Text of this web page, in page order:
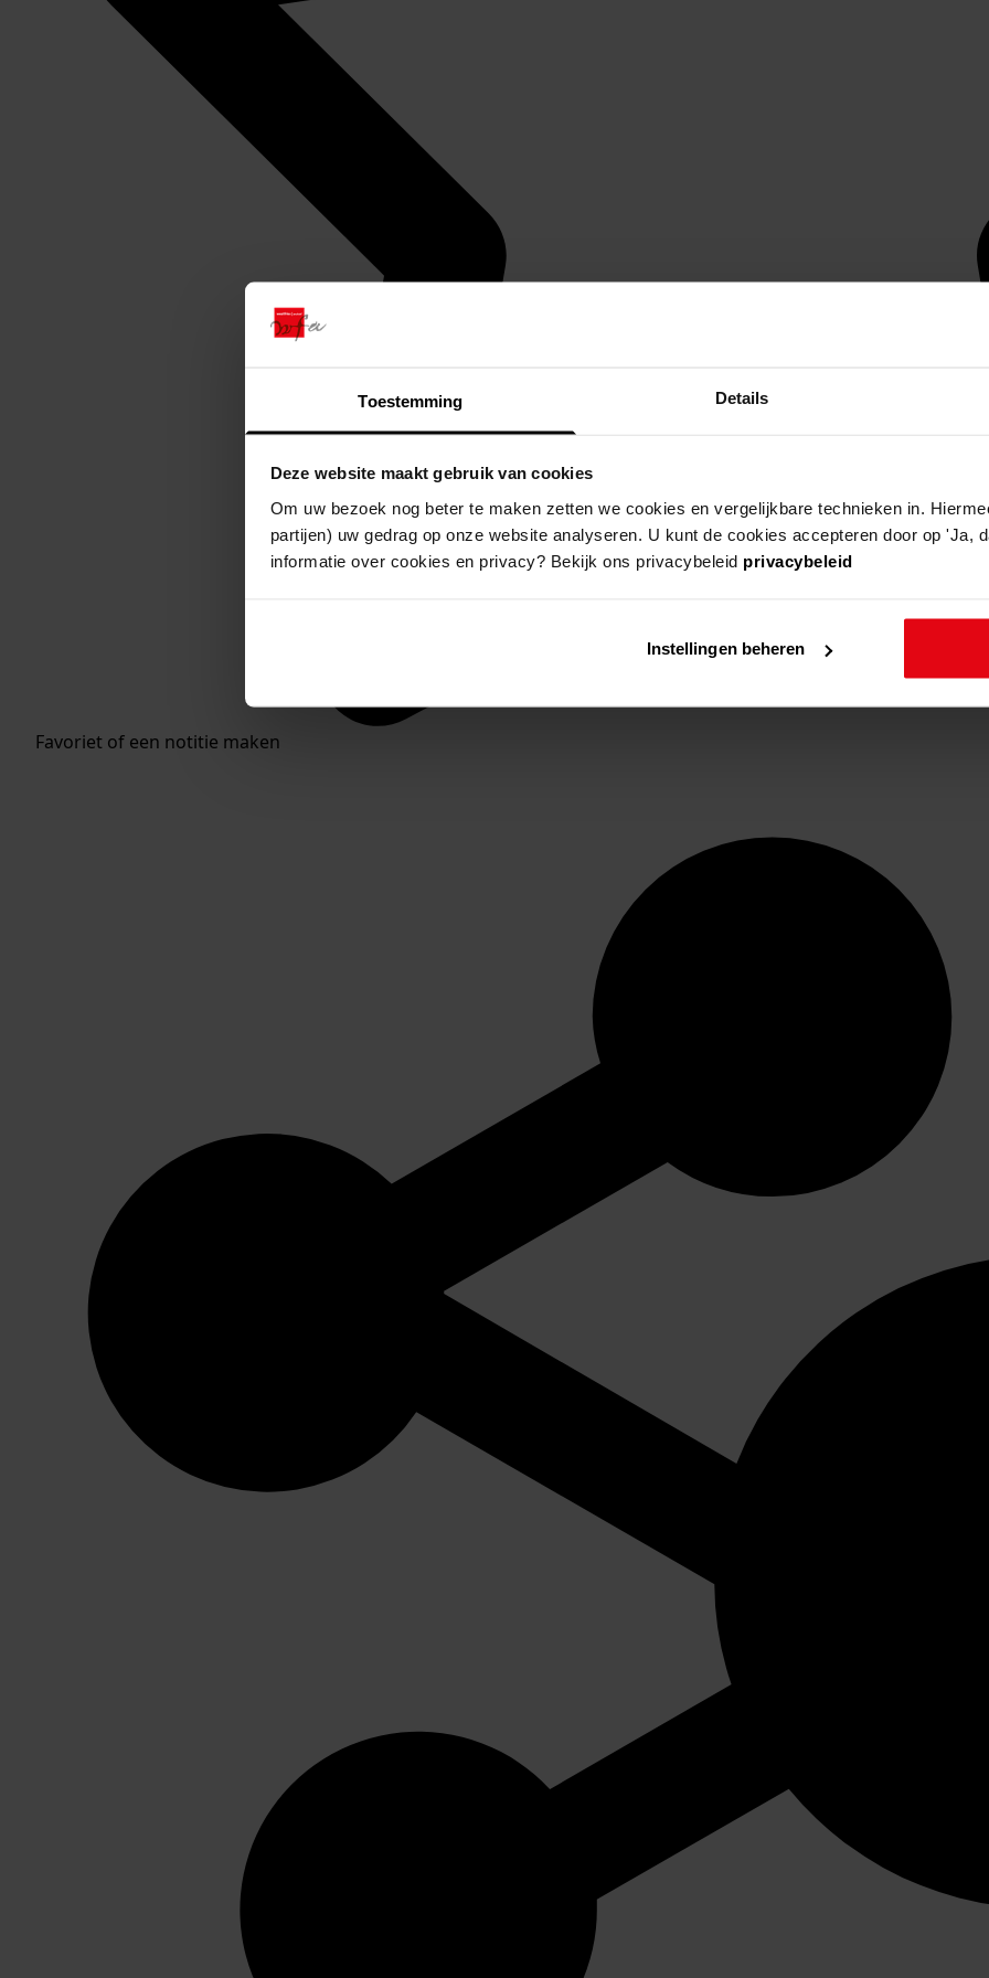
Toestemming Details
Deze website maakt gebruik van cookies
Om uw bezoek nog beter te maken zetten we cookies en vergelijkbare technieken in.
partijen) uw gedrag op onze website analyseren. U kunt de cookies accepteren door op 'Ja,
informatie over cookies en privacy? Bekijk ons privacybeleid privacybeleid
Instellingen beheren
Favoriet of een notitie maken